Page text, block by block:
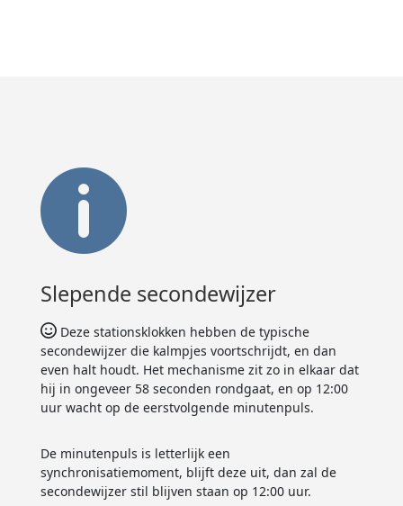

Slepende secondewijzer
Deze stationsklokken hebben de typische
secondewijzer die kalmpjes voortschrijdt, en dan
even halt houdt. Het mechanisme zit zo in elkaar dat
hij in ongeveer 58 seconden rondgaat, en op 12:00
uur wacht op de eerstvolgende minutenpuls.
De minutenpuls is letterlijk een
synchronisatiemoment, blijft deze uit, dan zal de
secondewijzer stil blijven staan op 12:00 uur.